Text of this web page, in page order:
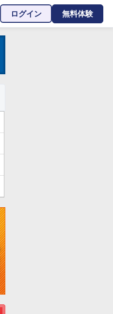
ログイン 無料体験